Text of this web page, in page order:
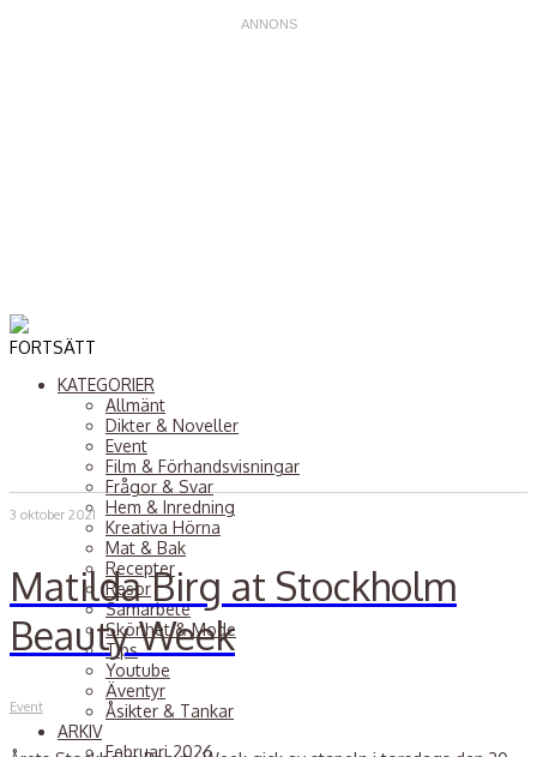
FORTSÄTT
KATEGORIER
Allmänt
Dikter & Noveller
Event
Film & Förhandsvisningar
Frågor & Svar
Hem & Inredning
Kreativa Hörna
Mat & Bak
Recepter
Resor
Samarbete
Skönhet & Mode
Tips
Youtube
Äventyr
Åsikter & Tankar
ARKIV
Februari 2026
3 oktober 2021
Matilda Birg at Stockholm
Beauty Week
Event